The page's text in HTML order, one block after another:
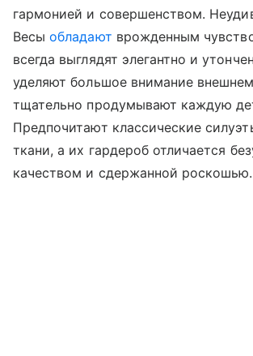
гармонией и совершенством.
Весыобладают врожденным
всегда выглядят элегантно и
уделяют большое внимание
тщательно продумывают каждую
Предпочитают классические
ткани, а их гардероб отличается
качеством и сдержанной роскошью.